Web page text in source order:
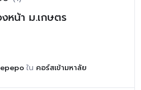
งหน้า ม.เกษตร
ใน คอร์สเข้ามหาลัย